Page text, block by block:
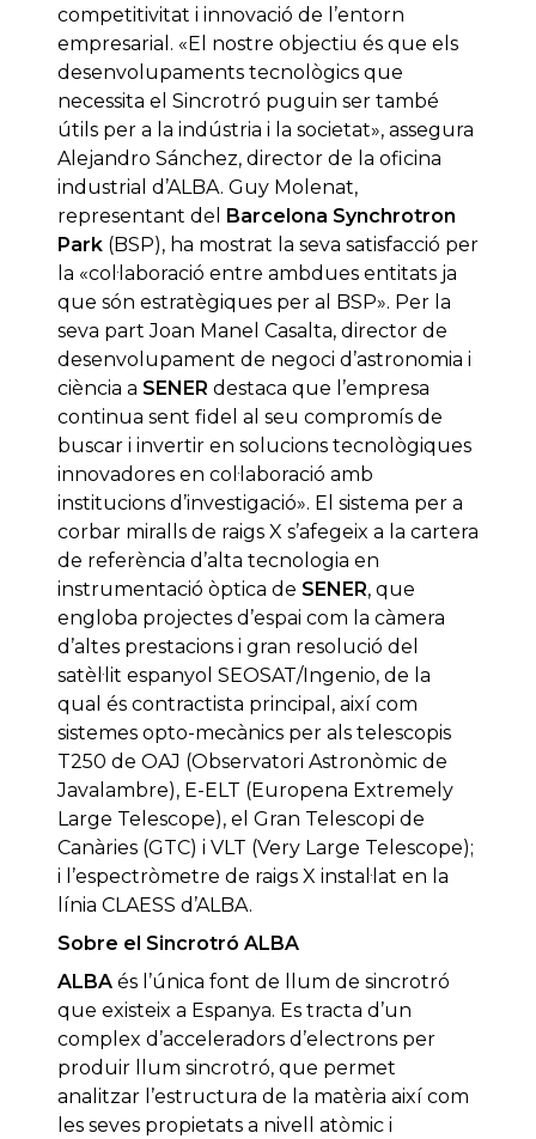
competitivitat i innovació de l’entorn
empresarial. «El nostre objectiu és que els
desenvolupaments tecnològics que
necessita el Sincrotró puguin ser també
útils per a la indústria i la societat», assegura
Alejandro Sánchez, director de la oficina
industrial d’ALBA. Guy Molenat,
representant del Barcelona Synchrotron
Park (BSP), ha mostrat la seva satisfacció per
la «col·laboració entre ambdues entitats ja
que són estratègiques per al BSP». Per la
seva part Joan Manel Casalta, director de
desenvolupament de negoci d’astronomia i
ciència a SENER destaca que l’empresa
continua sent fidel al seu compromís de
buscar i invertir en solucions tecnològiques
innovadores en col·laboració amb
institucions d’investigació». El sistema per a
corbar miralls de raigs X s’afegeix a la cartera
de referència d’alta tecnologia en
instrumentació òptica de SENER, que
engloba projectes d’espai com la càmera
d’altes prestacions i gran resolució del
satèl·lit espanyol SEOSAT/Ingenio, de la
qual és contractista principal, així com
sistemes opto-mecànics per als telescopis
T250 de OAJ (Observatori Astronòmic de
Javalambre), E-ELT (Europena Extremely
Large Telescope), el Gran Telescopi de
Canàries (GTC) i VLT (Very Large Telescope);
i l’espectròmetre de raigs X instal·lat en la
línia CLAESS d’ALBA.
Sobre el Sincrotró ALBA
ALBA és l’única font de llum de sincrotró
que existeix a Espanya. Es tracta d’un
complex d’acceleradors d’electrons per
produir llum sincrotró, que permet
analitzar l’estructura de la matèria així com
les seves propietats a nivell atòmic i